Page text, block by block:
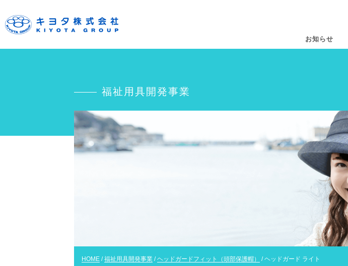
お知らせ
福祉用具開発事業
HOME /福祉用具開発事業 /ヘッドガードフィット（頭部保護帽） / ヘッドガード ライト